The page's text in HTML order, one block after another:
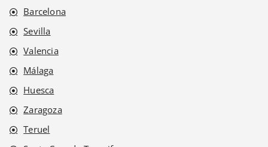
Barcelona
Sevilla
Valencia
Málaga
Huesca
Zaragoza
Teruel